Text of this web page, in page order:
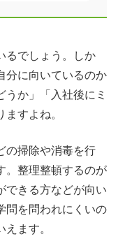
るでしょう。しか
分に向いているのか
か」「入社後にミ
すよね。
の掃除や消毒を行
。整理整頓するのが
できる方などが向い
問を問われにくいの
ます。